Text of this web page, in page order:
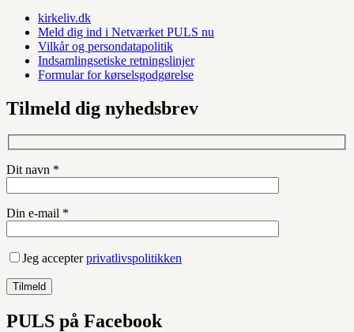
kirkeliv.dk
Meld dig ind i Netværket PULS nu
Vilkår og persondatapolitik
Indsamlingsetiske retningslinjer
Formular for kørselsgodgørelse
Tilmeld dig nyhedsbrev
Dit navn *
Din e-mail *
Jeg accepterprivatlivspolitikken
PULS på Facebook